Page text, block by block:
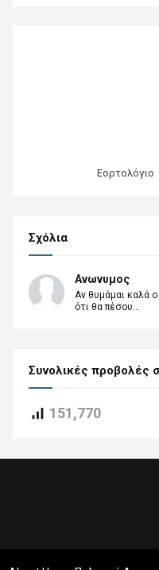
Εορτολόγιο
Σχόλια
Ανωνυμος
Αν θυμάμαι καλά
ότι θα πέσου...
Συνολικές προβολές
151,770